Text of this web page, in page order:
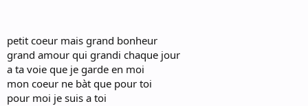
petit coeur mais grand bonheur
grand amour qui grandi chaque jour
a ta voie que je garde en moi
mon coeur ne bàt que pour toi
pour moi je suis a toi